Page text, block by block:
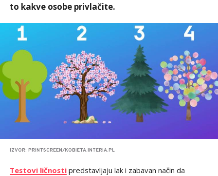
to kakve osobe privlačite.
IZVOR: PRINTSCREEN/KOBIETA.INTERIA.PL
Testovi ličnosti predstavljaju lak i zabavan način da